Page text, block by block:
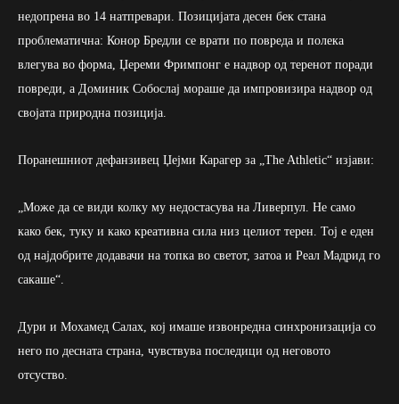
недопрена во 14 натпревари. Позицијата десен бек стана
проблематична: Конор Бредли се врати по повреда и полека
влегува во форма, Џереми Фримпонг е надвор од теренот поради
повреди, а Доминик Собослај мораше да импровизира надвор од
својата природна позиција.
Поранешниот дефанзивец Џејми Карагер за „The Athletic“ изјави:
„Може да се види колку му недостасува на Ливерпул. Не само
како бек, туку и како креативна сила низ целиот терен. Тој е еден
од најдобрите додавачи на топка во светот, затоа и Реал Мадрид го
сакаше“.
Дури и Мохамед Салах, кој имаше извонредна синхронизација со
него по десната страна, чувствува последици од неговото
отсуство.